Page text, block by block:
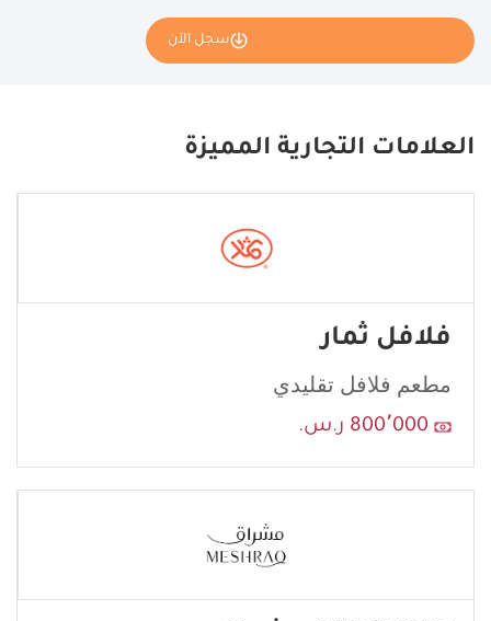
سجل الآن
form
blank
العلامات التجارية المميزة
فلافل ثمار
مطعم فلافل تقليدي
800٬000 ر.س.